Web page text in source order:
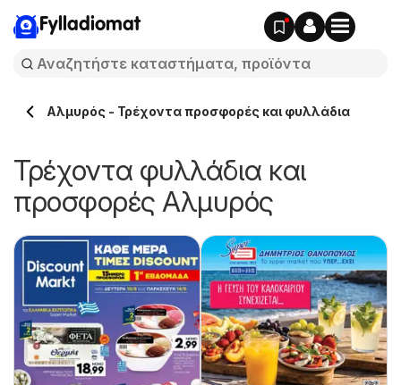
Fylladiomat
Αλμυρός - Τρέχοντα προσφορές και φυλλάδια
Τρέχοντα φυλλάδια και
προσφορές Αλμυρός